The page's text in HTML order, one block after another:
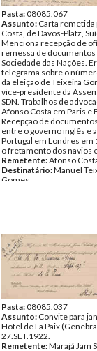
Pasta:08085.067
Assunto: Carta
Costa, de Davos-Platz,
Menciona recepção de
remessa de documentos
Sociedade das Nações.
telegrama sobre o
da eleição de Teixeira
vice-presidente da
SDN. Trabalhos de
Afonso Costa em Paris e
Recepção de
entre o governo inglês e
Portugal em Londres em
o fretamento dos navios
Remetente:Afonso
Destinatário:Manuel
Gomes
Pasta:08085.037
Assunto: Convite para
Hotel de La Paix
27.SET.1922.
Remetente:Marajá Jam